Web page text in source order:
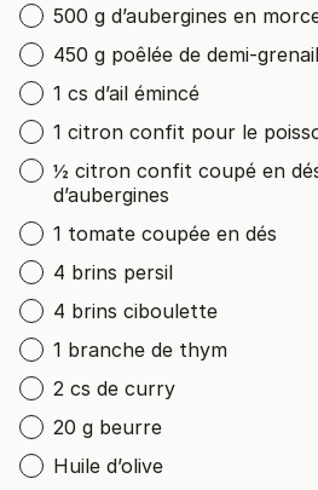
500 g d’aubergines en
450 g poêlée de demi-
1 cs d’ail émincé
1 citron confit pour le
½ citron confit coupé en
d’aubergines
1 tomate coupée en dés
4 brins persil
4 brins ciboulette
1 branche de thym
2 cs de curry
20 g beurre
Huile d’olive